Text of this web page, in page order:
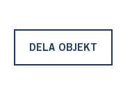
hög standard.
Vi befinner oss i en av
DELA OBJEKT